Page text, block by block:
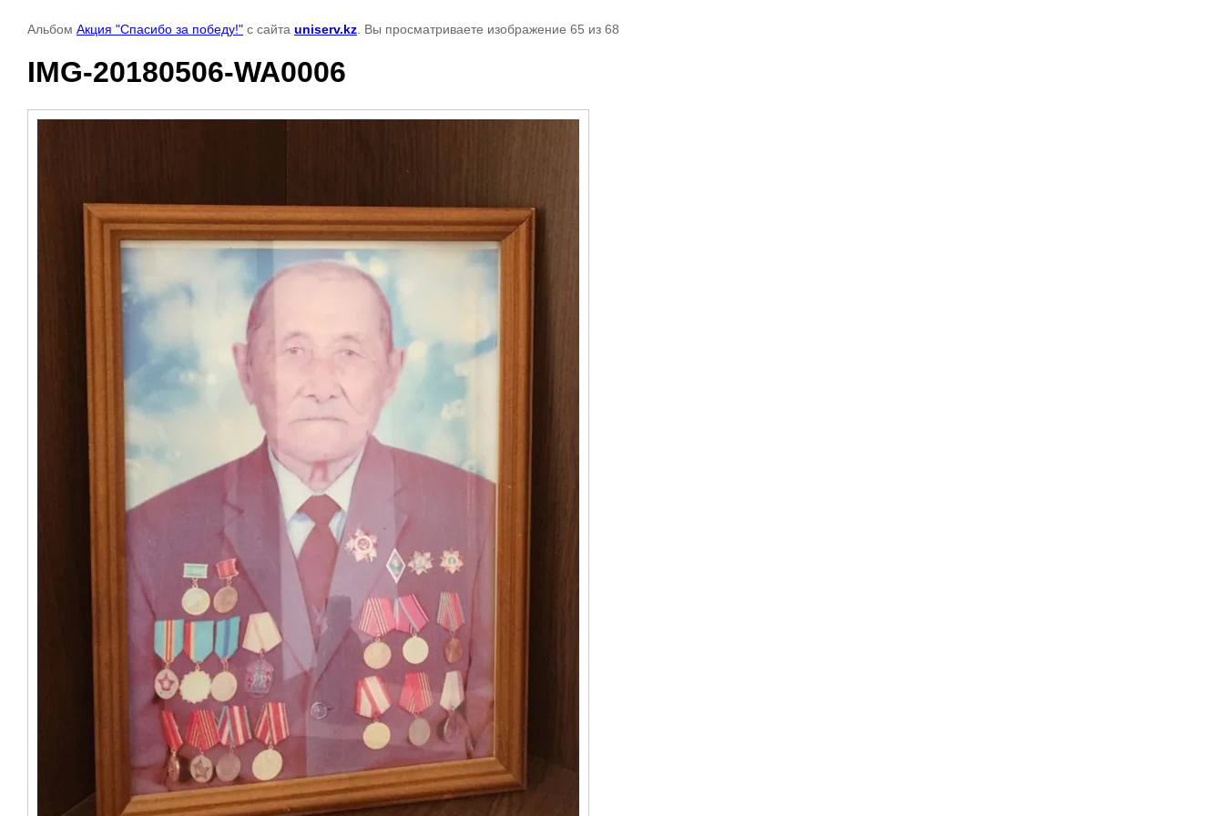
Альбом Акция "Спасибо за победу!" с сайта uniserv.kz . Вы просматриваете изображение 65 из 68
IMG-20180506-WA0006